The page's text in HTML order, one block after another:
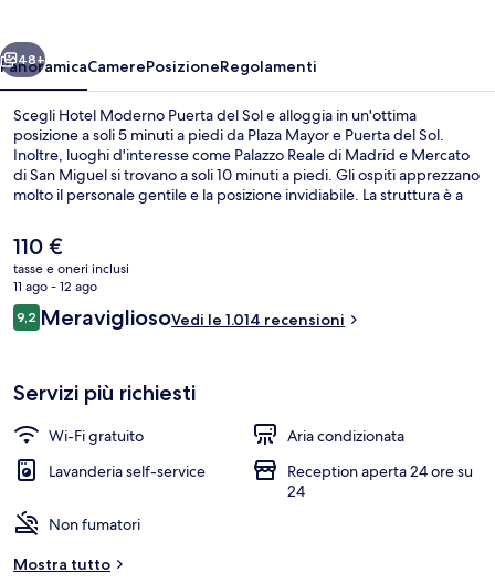
Avanti
48+
PanoramicaCamerePosizioneRegolamenti
Scegli Hotel Moderno Puerta del Sol e alloggia in un'ottima
posizione a soli 5 minuti a piedi da Plaza Mayor e Puerta del Sol.
Inoltre, luoghi d'interesse come Palazzo Reale di Madrid e Mercato
di San Miguel si trovano a soli 10 minuti a piedi. Gli ospiti apprezzano
molto il personale gentile e la posizione invidiabile. La struttura è a
Via si trova a 6 min a piedi.
Il
prezzo
attuale
è
110 €
110 €
tasse e oneri inclusi
11 ago - 12 ago
Recensioni
9,29,2 su 10
MeravigliosoVedi le 1.014 recensioni
Servizi più richiesti
Wi-Fi gratuito
Aria condizionata
Lavanderia self-service
Reception aperta 24 ore su
24
Non fumatori
Mostra tutto